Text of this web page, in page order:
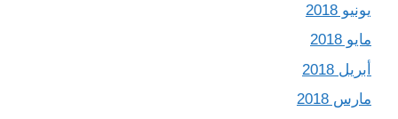
يونيو 2018
مايو 2018
أبريل 2018
مارس 2018